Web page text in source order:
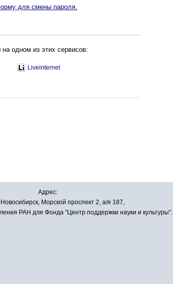
для смены пароля.
одном из этих сервисов:
Liveinternet
Адрес:
Новосибирск, Морской проспект 2, а/я 187,
РАН для Фонда "Центр поддержки науки и культуры".